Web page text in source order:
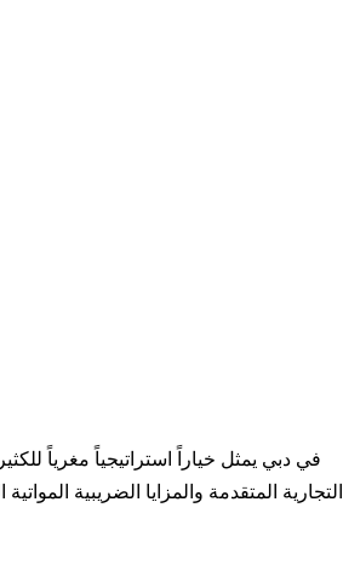
التجارية المتقدمة والمزايا الضريبية